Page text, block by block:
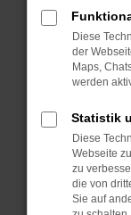
Fenster?
Starte
Das kann
Probleme
sind.
Veraltete
führen,
Diese
der
Maps,
werden
Statistik
Diese
Webseite
zu
die von
Sie auf